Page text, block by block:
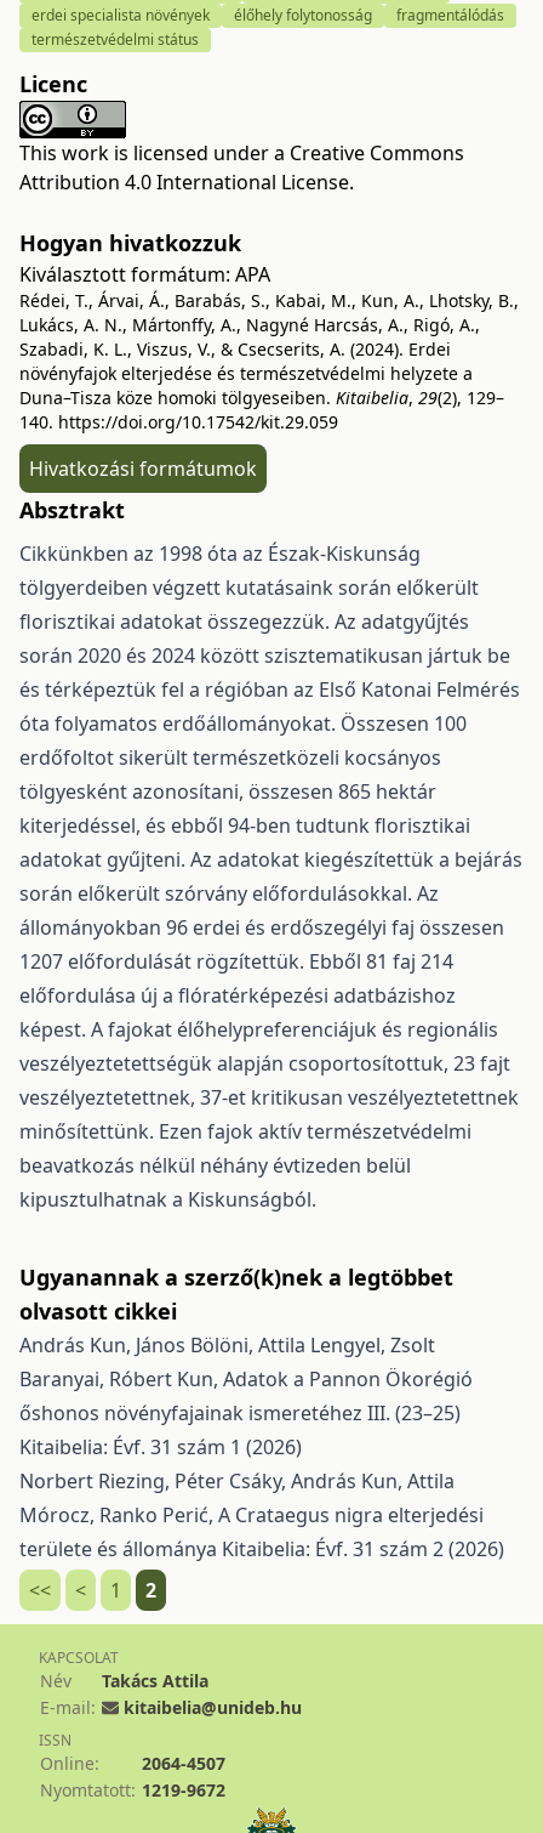
erdei specialista növények
élőhely folytonosság
fragmentálódás
természetvédelmi státus
Licenc
This work is licensed under a Creative Commons
Attribution 4.0 International License.
Hogyan hivatkozzuk
Kiválasztott formátum: APA
Rédei, T., Árvai, Á., Barabás, S., Kabai, M., Kun, A., Lhotsky, B.,
Lukács, A. N., Mártonffy, A., Nagyné Harcsás, A., Rigó, A.,
Szabadi, K. L., Viszus, V., & Csecserits, A. (2024). Erdei
növényfajok elterjedése és természetvédelmi helyzete a
Duna–Tisza köze homoki tölgyeseiben. Kitaibelia, 29(2), 129–
140. https://doi.org/10.17542/kit.29.059
Hivatkozási formátumok
Absztrakt
Cikkünkben az 1998 óta az Észak-Kiskunság
tölgyerdeiben végzett kutatásaink során előkerült
florisztikai adatokat összegezzük. Az adatgyűjtés
során 2020 és 2024 között szisztematikusan jártuk be
és térképeztük fel a régióban az Első Katonai Felmérés
óta folyamatos erdőállományokat. Összesen 100
erdőfoltot sikerült természetközeli kocsányos
tölgyesként azonosítani, összesen 865 hektár
kiterjedéssel, és ebből 94-ben tudtunk florisztikai
adatokat gyűjteni. Az adatokat kiegészítettük a bejárás
során előkerült szórvány előfordulásokkal. Az
állományokban 96 erdei és erdőszegélyi faj összesen
1207 előfordulását rögzítettük. Ebből 81 faj 214
előfordulása új a flóratérképezési adatbázis­hoz
képest. A fajokat élőhelypreferenciájuk és regionális
veszélyeztetettségük alapján csoportosítottuk, 23 fajt
veszélyeztetettnek, 37-et kritikusan veszélyeztetettnek
minősítettünk. Ezen fajok aktív természet­védelmi
beavatkozás nélkül néhány évtizeden belül
kipusztulhatnak a Kiskunságból.
Ugyanannak a szerző(k)nek a legtöbbet
olvasott cikkei
András Kun, János Bölöni, Attila Lengyel, Zsolt
Baranyai, Róbert Kun, Adatok a Pannon Ökorégió
őshonos növényfajainak ismeretéhez III. (23–25)
Kitaibelia: Évf. 31 szám 1 (2026)
Norbert Riezing, Péter Csáky, András Kun, Attila
Mórocz, Ranko Perić, A Crataegus nigra elterjedési
területe és állománya Kitaibelia: Évf. 31 szám 2 (2026)
<<
< 1 2
KAPCSOLAT
Név
Takács Attila
E-mail:
kitaibelia@unideb.hu
ISSN
Online:
2064-4507
Nyomtatott: 1219-9672